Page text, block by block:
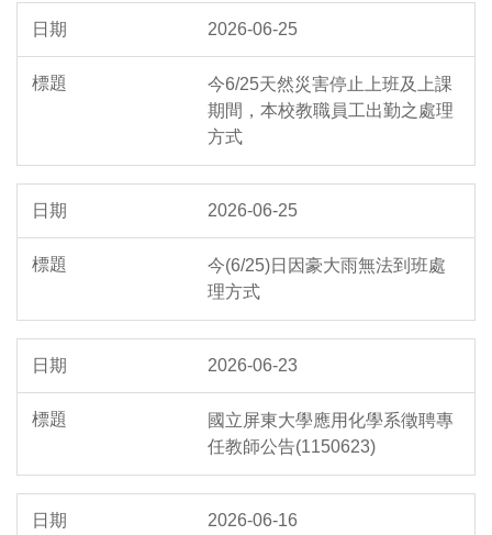
員工協助方案
各類專區
2026-06-25
今6/25天然災害停止上班及上課
期間，本校教職員工出勤之處理
方式
2026-06-25
今(6/25)日因豪大雨無法到班處
理方式
2026-06-23
國立屏東大學應用化學系徵聘專
任教師公告(1150623)
2026-06-16